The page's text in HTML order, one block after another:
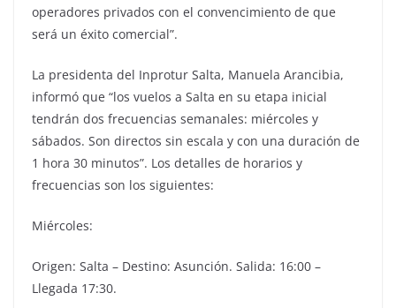
operadores privados con el convencimiento de que
será un éxito comercial”.
La presidenta del Inprotur Salta, Manuela Arancibia,
informó que “los vuelos a Salta en su etapa inicial
tendrán dos frecuencias semanales: miércoles y
sábados. Son directos sin escala y con una duración de
1 hora 30 minutos”. Los detalles de horarios y
frecuencias son los siguientes:
Miércoles:
Origen: Salta – Destino: Asunción. Salida: 16:00 –
Llegada 17:30.